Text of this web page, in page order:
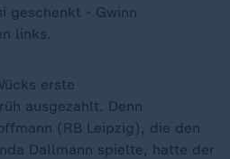
geschenkt - Gwinn
links.
erste
ausgezahlt. Denn
(RB Leipzig), die den
Dallmann spielte, hatte der